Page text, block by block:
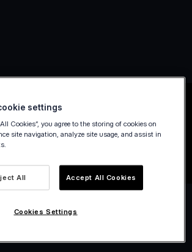
settings
Cookies”, you agree to the storing of cookies on
site navigation, analyze site usage, and assist in
All Accept All Cookies
Cookies Settings